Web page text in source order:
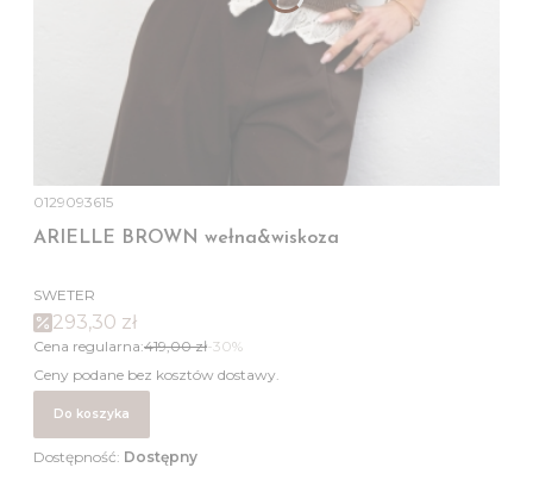
0129093615
ARIELLE BROWN wełna&wiskoza
SWETER
293,30 zł
Cena regularna:419,00 zł-30%
Ceny podane bez kosztów dostawy.
Do koszyka
Dostępność: Dostępny